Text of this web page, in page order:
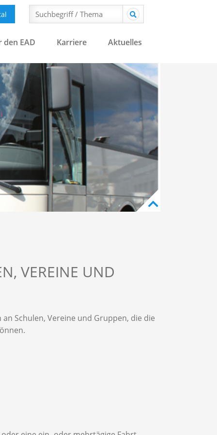
den EAD Karriere Aktuelles
VEREINE UND
Schulen, Vereine und Gruppen, die die